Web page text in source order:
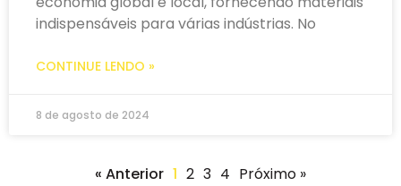
indispensáveis para várias indústrias. No
CONTINUE LENDO »
8 de agosto de 2024
« Anterior 1 2 3 4 Próximo »